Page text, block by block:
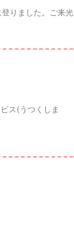
りました。ご来光
ス(うつくしま